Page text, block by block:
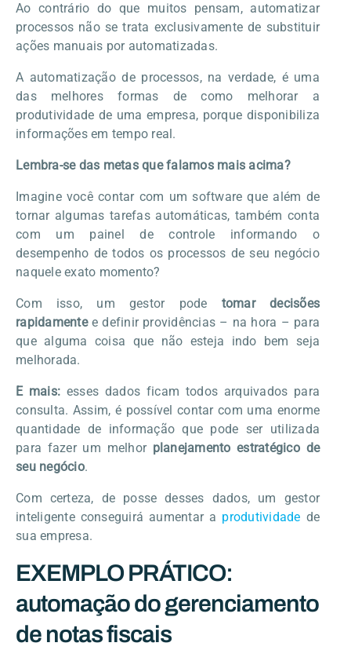
Ao contrário do que muitos pensam, automatizar
processos não se trata exclusivamente de substituir
ações manuais por automatizadas.
A automatização de processos, na verdade, é uma
das melhores formas de como melhorar a
produtividade de uma empresa, porque disponibiliza
informações em tempo real.
Lembra-se das metas que falamos mais acima?
Imagine você contar com um software que além de
tornar algumas tarefas automáticas, também conta
com um painel de controle informando o
desempenho de todos os processos de seu negócio
naquele exato momento?
Com isso, um gestor pode tomar decisões
rapidamentee definir providências – na hora – para
que alguma coisa que não esteja indo bem seja
melhorada.
E mais: esses dados ficam todos arquivados para
consulta. Assim, é possível contar com uma enorme
quantidade de informação que pode ser utilizada
para fazer um melhor planejamento estratégico de
seu negócio.
Com certeza, de posse desses dados, um gestor
inteligente conseguirá aumentar a produtividade de
sua empresa.
EXEMPLO PRÁTICO:
automação do gerenciamento
de notas fiscais